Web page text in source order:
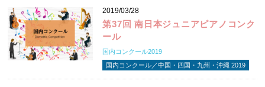
2019/03/28
第37回 南日本ジュニアピアノコンク
ール
国内コンクール2019
国内コンクール／中国・四国・九州・沖縄 2019